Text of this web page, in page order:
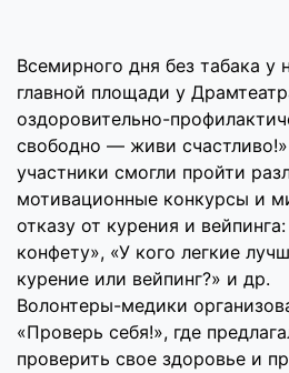
Всемирного дня без табака у
главной площади у
оздоровительно-
свободно — живи
участники смогли пройти
мотивационные конкурсы и
отказу от курения и
конфету», «У кого легкие
курение или вейпинг?» и др.
Волонтеры-медики
«Проверь себя!», где
проверить свое здоровье и